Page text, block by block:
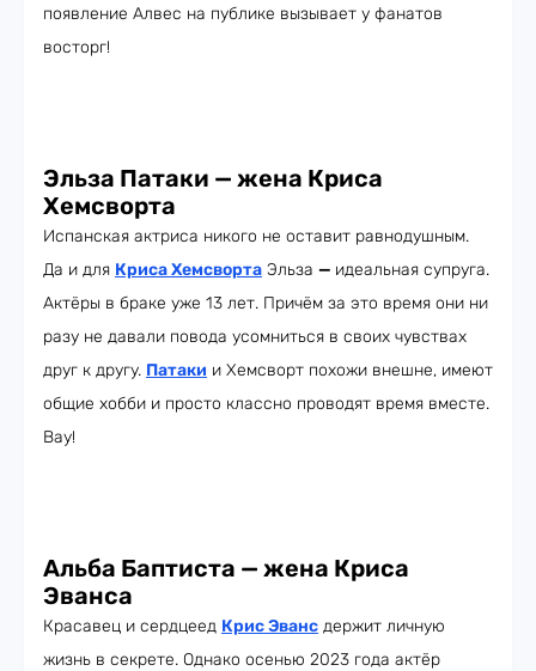
появление Алвес на публике вызывает у фанатов
восторг!
Эльза Патаки — жена Криса
Хемсворта
Испанская актриса никого не оставит равнодушным.
Да и для Криса Хемсворта Эльза — идеальная супруга.
Актёры в браке уже 13 лет. Причём за это время они ни
разу не давали повода усомниться в своих чувствах
друг к другу. Патаки и Хемсворт похожи внешне, имеют
общие хобби и просто классно проводят время вместе.
Вау!
Альба Баптиста — жена Криса
Эванса
Красавец и сердцеед Крис Эванс держит личную
жизнь в секрете. Однако осенью 2023 года актёр